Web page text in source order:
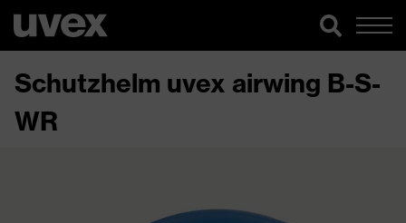
Schutzhelm uvex airwing B-S-
WR